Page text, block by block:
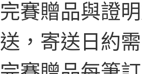
完賽贈品與證
送，寄送日約